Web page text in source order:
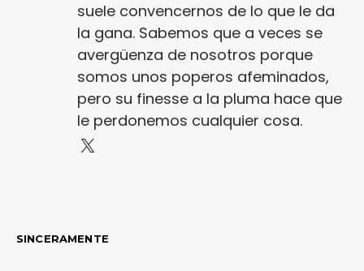
suele convencernos de lo que le da
la gana. Sabemos que a veces se
avergüenza de nosotros porque
somos unos poperos afeminados,
pero su finesse a la pluma hace que
le perdonemos cualquier cosa.
SINCERAMENTE